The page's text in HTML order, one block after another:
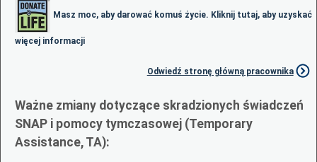
Masz moc, aby darować komuś życie. Kliknij tutaj, aby uzyskać
więcej informacji
Odwiedź stronę główną pracownika
Ważne zmiany dotyczące skradzionych świadczeń
SNAP i pomocy tymczasowej (Temporary
Assistance, TA):